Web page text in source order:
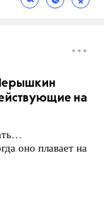
на
оно плавает на